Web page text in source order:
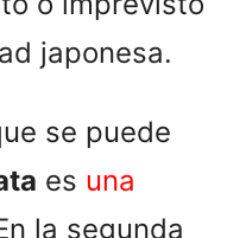
japonesa.
se puede
es una
la segunda